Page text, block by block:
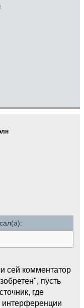
сей комментатор
пусть
где
интерференции